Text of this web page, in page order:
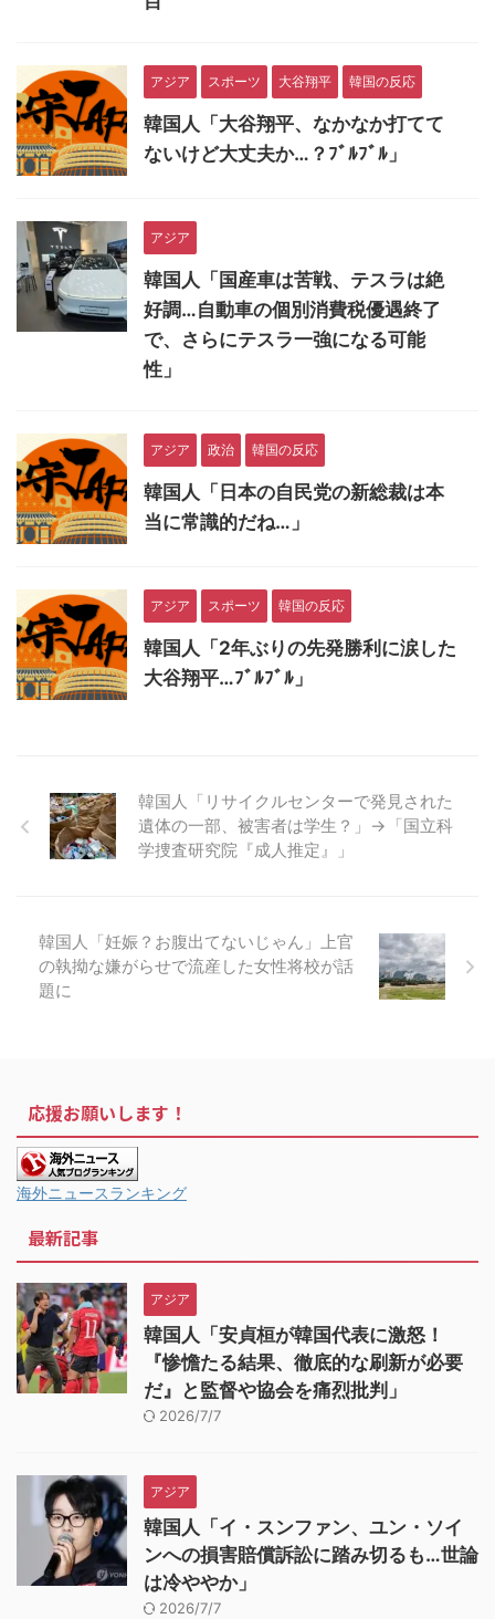
アジア スポーツ 大谷翔平 韓国の反応
韓国人「大谷翔平、なかなか打てて
ないけど大丈夫か…？ﾌﾞﾙﾌﾞﾙ」
アジア
韓国人「国産車は苦戦、テスラは絶
好調…自動車の個別消費税優遇終了
で、さらにテスラ一強になる可能
性」
アジア 政治 韓国の反応
韓国人「日本の自民党の新総裁は本
当に常識的だね…」
アジア スポーツ 韓国の反応
韓国人「2年ぶりの先発勝利に涙した
大谷翔平…ﾌﾞﾙﾌﾞﾙ」
韓国人「リサイクルセンターで発見された
遺体の一部、被害者は学生？」→「国立科
学捜査研究院『成人推定』」
韓国人「妊娠？お腹出てないじゃん」上官
の執拗な嫌がらせで流産した女性将校が話
題に
応援お願いします！
海外ニュースランキング
最新記事
アジア
韓国人「安貞桓が韓国代表に激怒！
『惨憺たる結果、徹底的な刷新が必要
だ』と監督や協会を痛烈批判」
2026/7/7
アジア
韓国人「イ・スンファン、ユン・ソイ
ンへの損害賠償訴訟に踏み切るも…世論
は冷ややか」
2026/7/7